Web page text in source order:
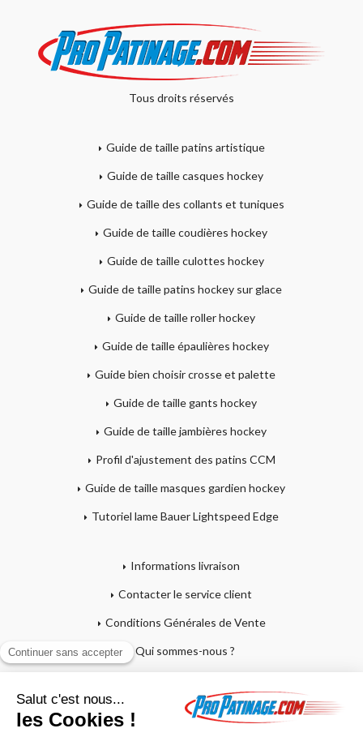
Tous droits réservés
Guide de taille patins artistique
Guide de taille casques hockey
Guide de taille des collants et tuniques
Guide de taille coudières hockey
Guide de taille culottes hockey
Guide de taille patins hockey sur glace
Guide de taille roller hockey
Guide de taille épaulières hockey
Guide bien choisir crosse et palette
Guide de taille gants hockey
Guide de taille jambières hockey
Profil d'ajustement des patins CCM
Guide de taille masques gardien hockey
Tutoriel lame Bauer Lightspeed Edge
Informations livraison
Contacter le service client
Conditions Générales de Vente
Qui sommes-nous ?
Mon compte